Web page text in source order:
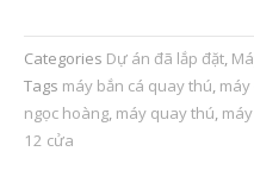
Categories Dự án đã lắp đặt,
Tags máy bắn cá quay thú,
ngọc hoàng, máy quay thú,
12 cửa